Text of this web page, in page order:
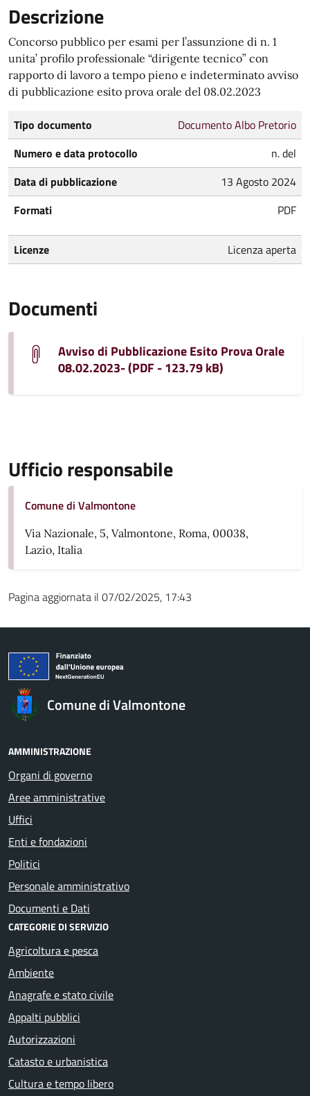
Descrizione
Concorso pubblico per esami per l’assunzione di n. 1
unita’ profilo professionale “dirigente tecnico” con
rapporto di lavoro a tempo pieno e indeterminato avviso
di pubblicazione esito prova orale del 08.02.2023
Tipo documento
Documento Albo Pretorio
Numero e data protocollo
n. del
Data di pubblicazione
13 Agosto 2024
Formati
PDF
Licenze Licenza aperta
Documenti
Avviso di Pubblicazione Esito Prova Orale
08.02.2023- (PDF - 123.79 kB)
Ufficio responsabile
Comune di Valmontone
Via Nazionale, 5, Valmontone, Roma, 00038,
Lazio, Italia
Pagina aggiornata il 07/02/2025, 17:43
Comune di Valmontone
AMMINISTRAZIONE
Organi di governo
Aree amministrative
Uffici
Enti e fondazioni
Politici
Personale amministrativo
Documenti e Dati
CATEGORIE DI SERVIZIO
Agricoltura e pesca
Ambiente
Anagrafe e stato civile
Appalti pubblici
Autorizzazioni
Catasto e urbanistica
Cultura e tempo libero